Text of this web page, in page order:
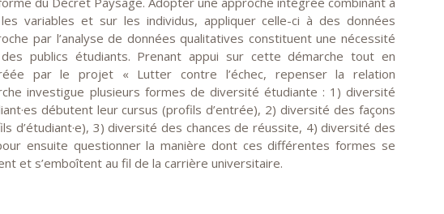
variables et sur les individus, appliquer celle-ci à des données
par l’analyse de données qualitatives constituent une nécessité
publics étudiants. Prenant appui sur cette démarche tout en
par le projet « Lutter contre l’échec, repenser la relation
investigue plusieurs formes de diversité étudiante : 1) diversité
débutent leur cursus (profils d’entrée), 2) diversité des façons
d’étudiant·e), 3) diversité des chances de réussite, 4) diversité des
ensuite questionner la manière dont ces différentes formes se
et s’emboîtent au fil de la carrière universitaire.